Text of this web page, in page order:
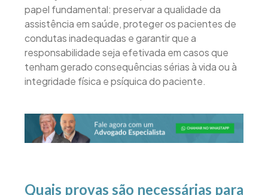
papel fundamental: preservar a qualidade da
assistência em saúde, proteger os pacientes de
condutas inadequadas e garantir que a
responsabilidade seja efetivada em casos que
tenham gerado consequências sérias à vida ou à
integridade física e psíquica do paciente.
Quais provas são necessárias para